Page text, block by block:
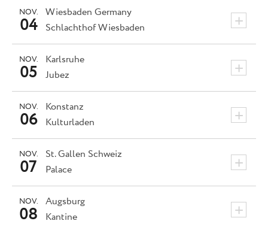
Wiesbaden Germany +
NOV.
04 Schlachthof Wiesbaden
Karlsruhe +
NOV.
05 Jubez
Konstanz +
NOV.
06 Kulturladen
St. Gallen Schweiz +
NOV.
07 Palace
Augsburg +
NOV.
08 Kantine